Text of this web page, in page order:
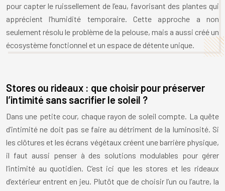
pour capter le ruissellement de l’eau, favorisant des plantes qui
apprécient l’humidité temporaire. Cette approche a non
seulement résolu le problème de la pelouse, mais a aussi créé un
écosystème fonctionnel et un espace de détente unique.
Stores ou rideaux : que choisir pour préserver
l’intimité sans sacrifier le soleil ?
Dans une petite cour, chaque rayon de soleil compte. La quête
d’intimité ne doit pas se faire au détriment de la luminosité. Si
les clôtures et les écrans végétaux créent une barrière physique,
il faut aussi penser à des solutions modulables pour gérer
l’intimité au quotidien. C’est ici que les stores et les rideaux
d’extérieur entrent en jeu. Plutôt que de choisir l’un ou l’autre, la